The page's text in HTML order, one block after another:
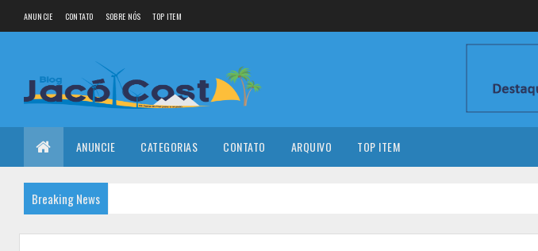
ANUNCIE CONTATO SOBRE NÓS TOP ITEM
ANUNCIE CATEGORIAS CONTATO ARQUIVO TOP ITEM
Breaking News